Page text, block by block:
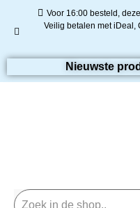
Voor 16:00 besteld,
Veilig betalen met iDeal,
Nieuwste